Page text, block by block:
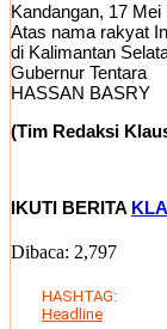
Kandangan, 17 Mei
Atas nama rakyat
di Kalimantan
Gubernur Tentara
HASSAN BASRY
(Tim Redaksi
IKUTI BERITA
Dibaca: 2,797
HASHTAG:
Headline